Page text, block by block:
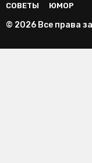
СОВЕТЫ
ЮМОР
© 2026 Все права